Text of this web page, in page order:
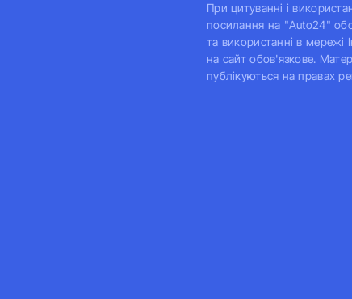
При цитуванні і
посилання на "Auto24"
та використанні в мережі
на сайт обов'язкове.
публікуються на правах